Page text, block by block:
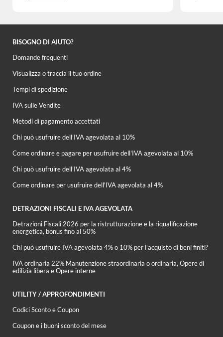
BISOGNO DI AIUTO?
Domande frequenti
Visualizza o traccia il tuo ordine
Tempi di spedizione
IVA sulle Vendite
Metodi di pagamento accettati
Chi può usufruire dell’IVA agevolata al 10%
Come ordinare e pagare per usufruire dell'IVA agevolata al 10%
Chi può usufruire dell’IVA agevolata al 4%
Come ordinare per usufruire dell'IVA agevolata al 4%
DETRAZIONI FISCALI E IVA AGEVOLATA
Detrazioni Fiscali 2026 per la ristrutturazione e la riqualificazione
energetica, bonus fino al 50%
Chi può usufruire IVA agevolata 4% o 10% per l'acquisto di beni finiti?
IVA ordinaria 22% Manutenzione straordinaria o ordinaria, Opere di
edilizia libera e Opere interne
UTILITY / APPROFONDIMENTI
Codici Sconto e Coupon
Coupon e i buoni sconto del mese